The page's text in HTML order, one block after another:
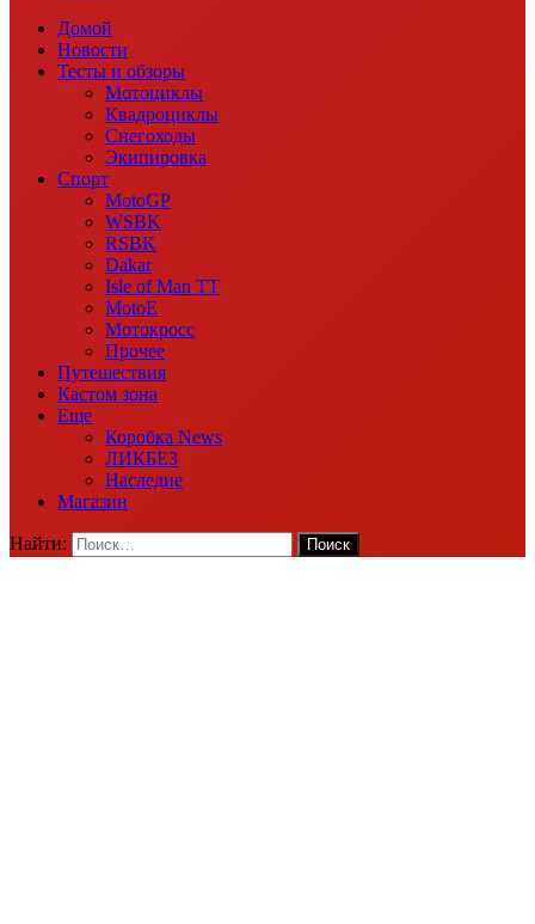
Домой
Новости
Тесты и обзоры
Мотоциклы
Квадроциклы
Снегоходы
Экипировка
Спорт
MotoGP
WSBK
RSBK
Dakar
Isle of Man TT
MotoE
Мотокросс
Прочее
Путешествия
Кастом зона
Еще
Коробка News
ЛИКБЕЗ
Наследие
Магазин
Найти: